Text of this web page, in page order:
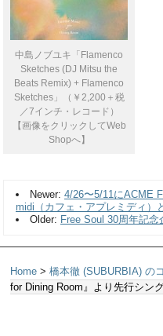
中島ノブユキ「Flamenco
Sketches (DJ Mitsu the
Beats Remix) + Flamenco
Sketches」（￥2,200＋税
／7インチ・レコード）
【画像をクリックしてWeb
Shopへ】
Newer: 4/26〜5/11にACME
midi（カフェ・アプレミディ）
Older: Free Soul 30周年記
Home > 橋本徹 (SUBURBIA) の
for Dining Room』より先行シン